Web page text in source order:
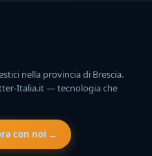
nella provincia di Brescia.
Italia.it — tecnologia che
con noi →